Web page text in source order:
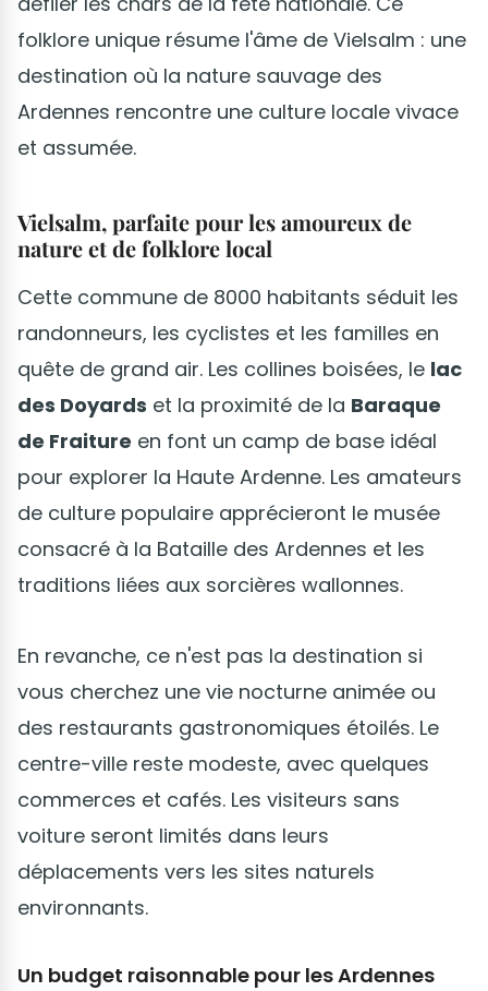
folklore unique résume l'âme de Vielsalm : une
destination où la nature sauvage des
Ardennes rencontre une culture locale vivace
et assumée.
Vielsalm, parfaite pour les amoureux de
nature et de folklore local
Cette commune de 8000 habitants séduit les
randonneurs, les cyclistes et les familles en
quête de grand air. Les collines boisées, le lac
des Doyards et la proximité de la Baraque
de Fraiture en font un camp de base idéal
pour explorer la Haute Ardenne. Les amateurs
de culture populaire apprécieront le musée
consacré à la Bataille des Ardennes et les
traditions liées aux sorcières wallonnes.
En revanche, ce n'est pas la destination si
vous cherchez une vie nocturne animée ou
des restaurants gastronomiques étoilés. Le
centre-ville reste modeste, avec quelques
commerces et cafés. Les visiteurs sans
voiture seront limités dans leurs
déplacements vers les sites naturels
environnants.
Un budget raisonnable pour les Ardennes